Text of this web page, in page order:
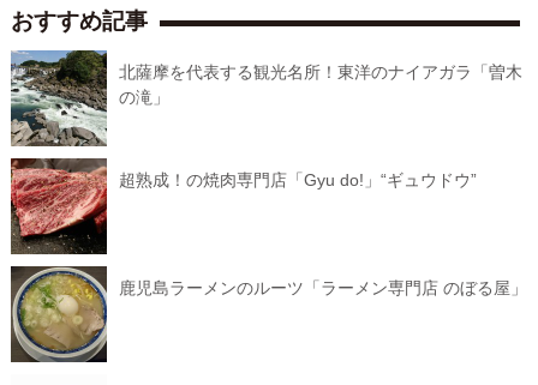
おすすめ記事
北薩摩を代表する観光名所！東洋のナイアガラ「曽木
の滝」
超熟成！の焼肉専門店「Gyu do!」“ギュウドウ”
鹿児島ラーメンのルーツ「ラーメン専門店 のぼる屋」